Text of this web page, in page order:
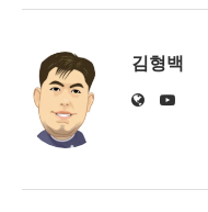
김형백